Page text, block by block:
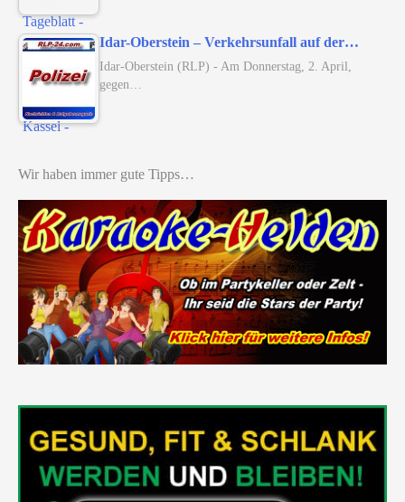
Idar-Oberstein – Verkehrsunfall auf der…
Idar-Oberstein (RLP) - Am Donnerstag, 2. April,
gegen…
Wir haben immer gute Tipps…